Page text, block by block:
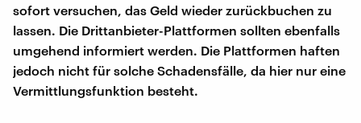
sofort versuchen, das Geld wieder zurückbuchen zu
lassen. Die Drittanbieter-Plattformen sollten ebenfalls
umgehend informiert werden. Die Plattformen haften
jedoch nicht für solche Schadensfälle, da hier nur eine
Vermittlungsfunktion besteht.